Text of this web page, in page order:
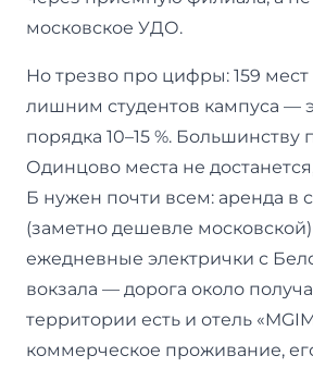
московское УДО.
Но трезво про цифры: 159 мест
лишним студентов кампуса —
порядка 10–15 %. Большинству
Одинцово места не
Б нужен почти всем: аренда в
(заметно дешевле
ежедневные электрички с
вокзала — дорога около
территории есть и отель
коммерческое проживание,